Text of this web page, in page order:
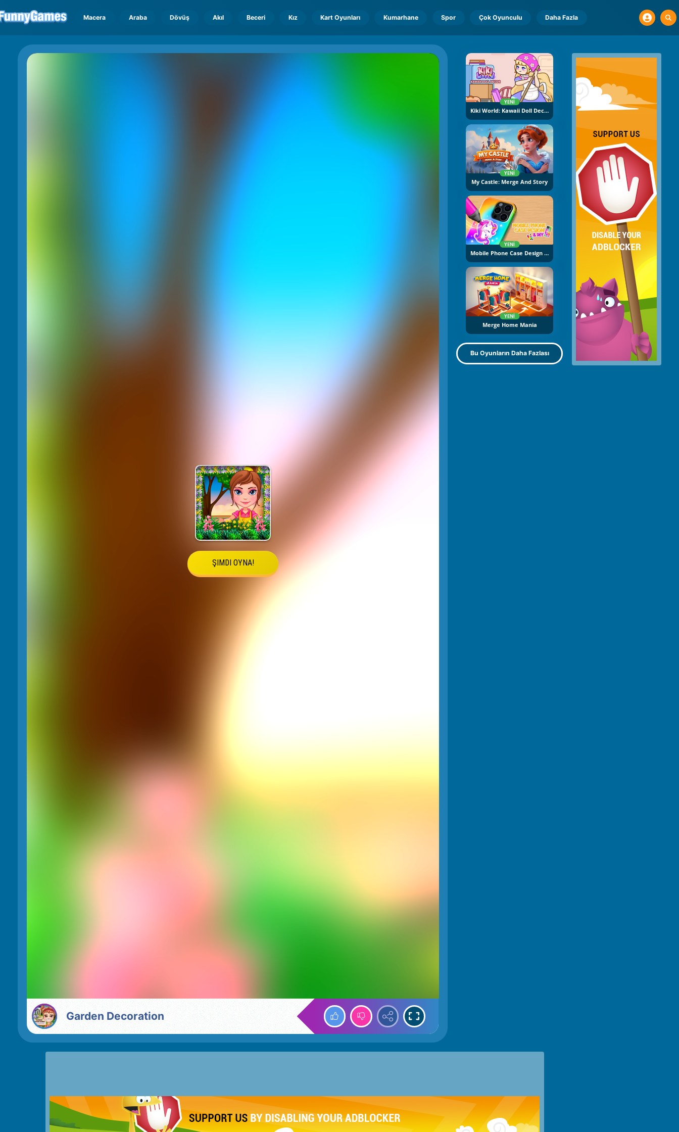
Macera Araba Dövüş Akıl Beceri Kız Kart Oyunları Kumarhane Spor Çok Oyunculu Daha Fazla
Garden Decoration
YENI
Kiki World: Kawaii Doll Decor
YENI
My Castle: Merge And Story
YENI
Mobile Phone Case Design And DIY
YENI
Merge Home Mania
Bu Oyunların Daha Fazlası